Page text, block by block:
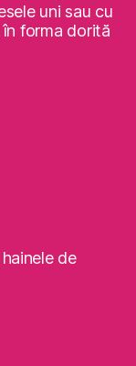
uni sau cu
forma dorită
de